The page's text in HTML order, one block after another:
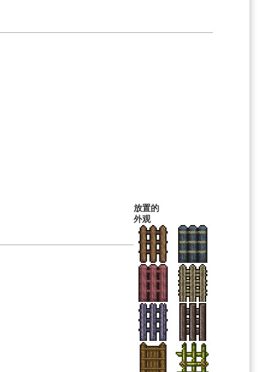
放置的
外观